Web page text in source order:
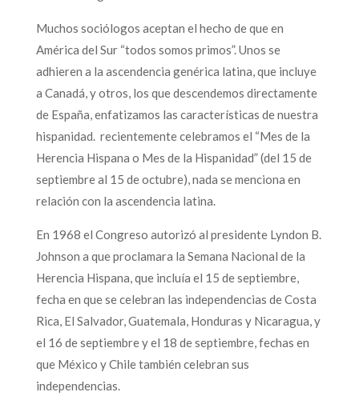
Muchos sociólogos aceptan el hecho de que en
América del Sur “todos somos primos”. Unos se
adhieren a la ascendencia genérica latina, que incluye
a Canadá, y otros, los que descendemos directamente
de España, enfatizamos las características de nuestra
hispanidad. recientemente celebramos el “Mes de la
Herencia Hispana o Mes de la Hispanidad” (del 15 de
septiembre al 15 de octubre), nada se menciona en
relación con la ascendencia latina.
En 1968 el Congreso autorizó al presidente Lyndon B.
Johnson a que proclamara la Semana Nacional de la
Herencia Hispana, que incluía el 15 de septiembre,
fecha en que se celebran las independencias de Costa
Rica, El Salvador, Guatemala, Honduras y Nicaragua, y
el 16 de septiembre y el 18 de septiembre, fechas en
que México y Chile también celebran sus
independencias.